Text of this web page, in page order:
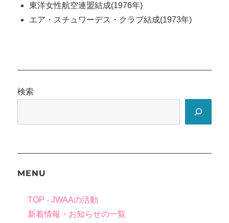
東洋女性航空連盟結成(1976年)
エア・スチュワーデス・クラブ結成(1973年)
検索
MENU
TOP - JWAAの活動
新着情報・お知らせの一覧